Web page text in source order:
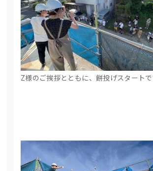
Z様のご挨拶とともに、餅投げスタート